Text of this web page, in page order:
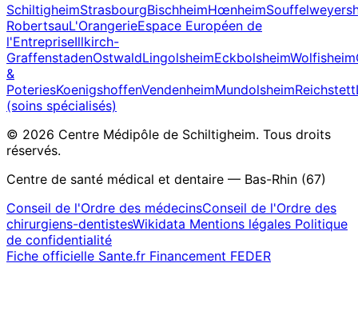
SchiltigheimStrasbourgBischheimHœnheim
RobertsauL'OrangerieEspace Européen de
l'EntrepriseIllkirch-
GraffenstadenOstwaldLingolsheimEckbolsheimWolfisheim
&
PoteriesKoenigshoffenVendenheimMundolsheimReichstett
(soins spécialisés)
© 2026 Centre Médipôle de Schiltigheim. Tous droits
réservés.
Centre de santé médical et dentaire — Bas-Rhin (67)
Conseil de l'Ordre des médecinsConseil de l'Ordre des
chirurgiens-dentistesWikidata Mentions légales Politique
de confidentialité
Fiche officielle Sante.fr Financement FEDER